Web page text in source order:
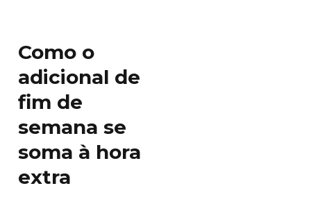
Como o
adicional de
fim de
semana se
soma à hora
extra